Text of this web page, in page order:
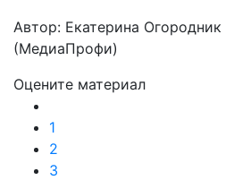
Автор: Екатерина Огородник
(МедиаПрофи)
Оцените материал
1
2
3